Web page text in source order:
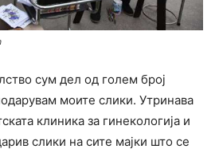
сум дел од голем број
моите слики. Утринава
клиника за гинекологија и
слики на сите мајки што се